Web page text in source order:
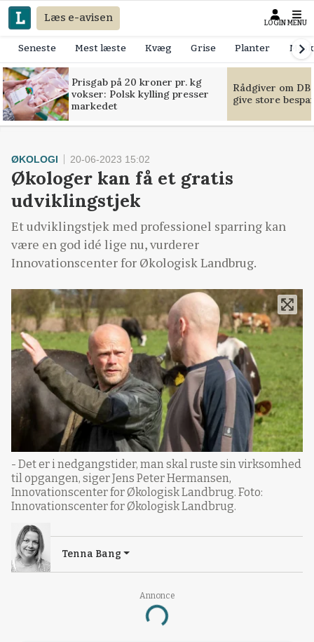
Læs e-avisen LOGIN MENU
Seneste Mest læste Kvæg Grise Planter
Prisgab på 20 kroner pr. kg
vokser: Polsk kylling presser
markedet
Rådgiver om
give store
Annonce
Loading...
ØKOLOGI 20-06-2023 15:02
Økologer kan få et gratis
udviklingstjek
Et udviklingstjek med professionel sparring kan
være en god idé lige nu, vurderer
Innovationscenter for Økologisk Landbrug.
- Det er i nedgangstider, man skal ruste sin virksomhed
til opgangen, siger Jens Peter Hermansen,
Innovationscenter for Økologisk Landbrug. Foto:
Innovationscenter for Økologisk Landbrug.
Tenna Bang